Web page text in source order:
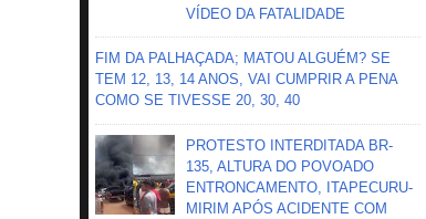
VÍDEO DA FATALIDADE
FIM DA PALHAÇADA; MATOU ALGUÉM? SE
TEM 12, 13, 14 ANOS, VAI CUMPRIR A PENA
COMO SE TIVESSE 20, 30, 40
PROTESTO INTERDITADA BR-
135, ALTURA DO POVOADO
ENTRONCAMENTO, ITAPECURU-
MIRIM APÓS ACIDENTE COM